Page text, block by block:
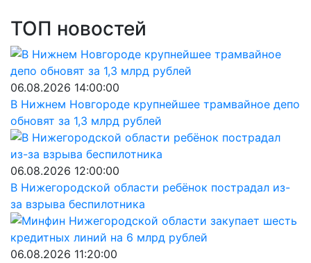
ТОП новостей
06.08.2026 14:00:00
В Нижнем Новгороде крупнейшее трамвайное депо
обновят за 1,3 млрд рублей
06.08.2026 12:00:00
В Нижегородской области ребёнок пострадал из-
за взрыва беспилотника
06.08.2026 11:20:00